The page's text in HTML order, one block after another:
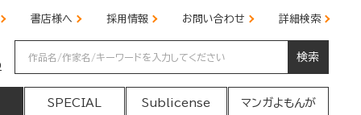
書店様へ 採用情報 お問い合わせ 詳細検索
検索
SPECIAL Sublicense マンガよもんが